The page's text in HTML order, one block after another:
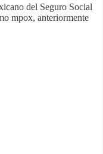
del Seguro Social
mpox, anteriormente